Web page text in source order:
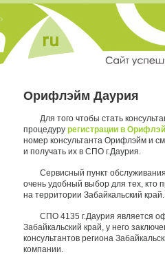
Орифлэйм Даурия
Для того чтобы стать
процедуру регистрации в
номер консультанта Орифлэйм и
и получать их в СПО г.Даурия.
Сервисный пункт
очень удобный выбор для тех, кто
на территории Забайкальский край.
СПО 4135 г.Даурия является
Забайкальский край, у него
консультантов региона
компании.